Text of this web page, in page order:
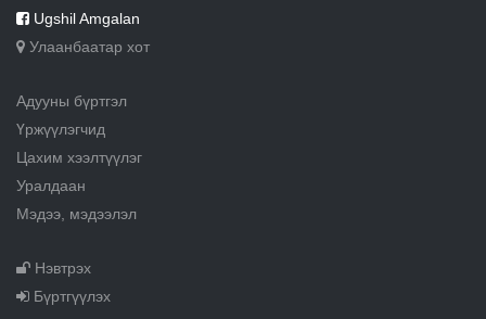
Ugshil Amgalan
Улаанбаатар хот
Адууны бүртгэл
Үржүүлэгчид
Цахим хээлтүүлэг
Уралдаан
Мэдээ, мэдээлэл
Нэвтрэх
Бүртгүүлэх